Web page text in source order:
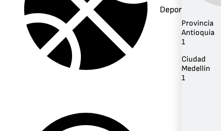
Deportes
Provincia
Antioquia
1
Ciudad
Medellín
1